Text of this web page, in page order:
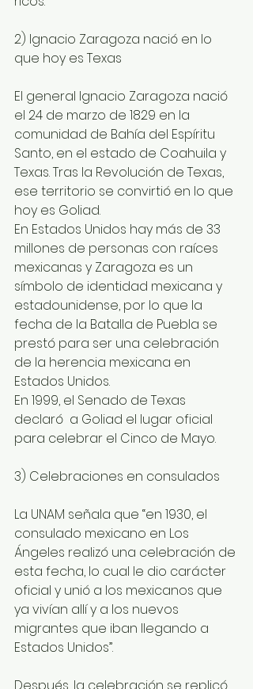
2) Ignacio Zaragoza nació en lo
que hoy es Texas
El general Ignacio Zaragoza nació
el 24 de marzo de 1829 en la
comunidad de Bahía del Espíritu
Santo, en el estado de Coahuila y
Texas. Tras la Revolución de Texas,
ese territorio se convirtió en lo que
hoy es Goliad.
En Estados Unidos hay más de 33
millones de personas con raíces
mexicanas y Zaragoza es un
símbolo de identidad mexicana y
estadounidense, por lo que la
fecha de la Batalla de Puebla se
prestó para ser una celebración
de la herencia mexicana en
Estados Unidos.
En 1999, el Senado de Texas
declaró  a Goliad el lugar oficial
para celebrar el Cinco de Mayo.
3) Celebraciones en consulados
La UNAM señala que “en 1930, el
consulado mexicano en Los
Ángeles realizó una celebración de
esta fecha, lo cual le dio carácter
oficial y unió a los mexicanos que
ya vivían allí y a los nuevos
migrantes que iban llegando a
Estados Unidos”.